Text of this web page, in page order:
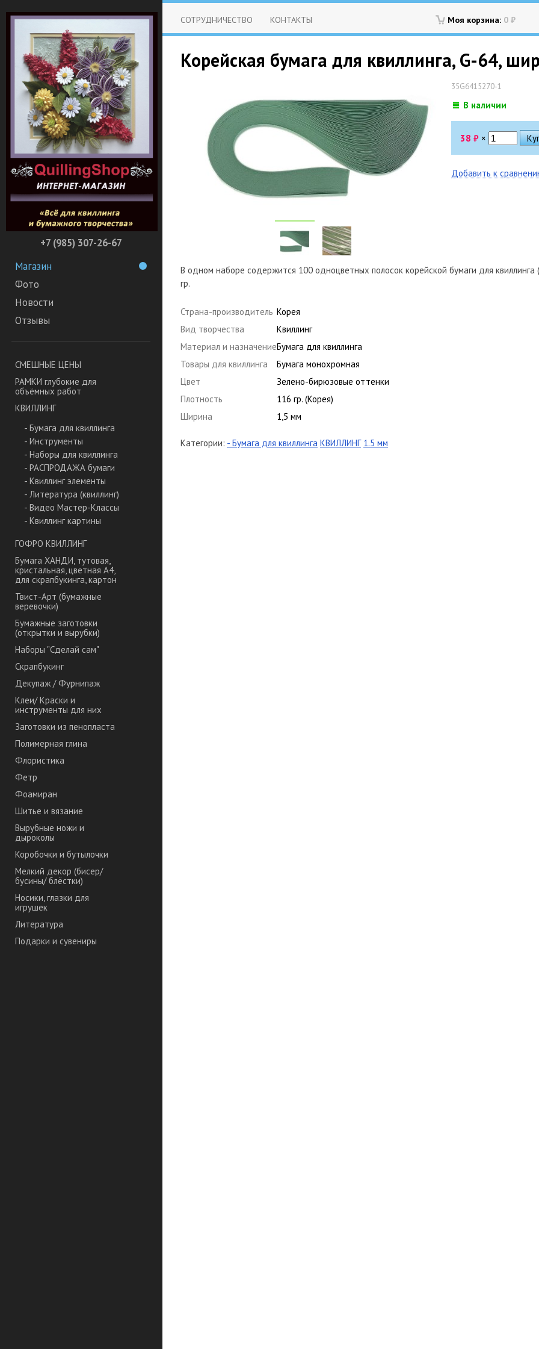
+7 (985) 307-26-67
Магазин
Фото
Новости
Отзывы
СМЕШНЫЕ ЦЕНЫ
РАМКИ глубокие для
объёмных работ
КВИЛЛИНГ
- Бумага для квиллинга
- Инструменты
- Наборы для квиллинга
- РАСПРОДАЖА бумаги
- Квиллинг элементы
- Литература (квиллинг)
- Видео Мастер-Классы
- Квиллинг картины
ГОФРО КВИЛЛИНГ
Бумага ХАНДИ, тутовая,
кристальная, цветная А4,
для скрапбукинга, картон
Твист-Арт (бумажные
веревочки)
Бумажные заготовки
(открытки и вырубки)
Наборы "Сделай сам"
Скрапбукинг
Декупаж / Фурнипаж
Клеи/ Краски и
инструменты для них
Заготовки из пенопласта
Полимерная глина
Флористика
Фетр
Фоамиран
Шитье и вязание
Вырубные ножи и
дыроколы
Коробочки и бутылочки
Мелкий декор (бисер/
бусины/ блёстки)
Носики, глазки для
игрушек
Литература
Подарки и сувениры
Моя корзина: 0 ₽
СОТРУДНИЧЕСТВО КОНТАКТЫ
Корейская бумага для квиллинга, G-64,
35G6415270-1
В наличии
38 ₽ ×
Добавить к
В одном наборе содержится 100 одноцветных полосок корейской бумаги для квиллинга
гр.
Страна-производитель Корея
Вид творчества
Квиллинг
Материал и назначениеБумага для квиллинга
Товары для квиллинга
Бумага монохромная
Цвет
Зелено-бирюзовые оттенки
Плотность
116 гр. (Корея)
Ширина
1,5 мм
Категории: - Бумага для квиллинга КВИЛЛИНГ 1.5 мм